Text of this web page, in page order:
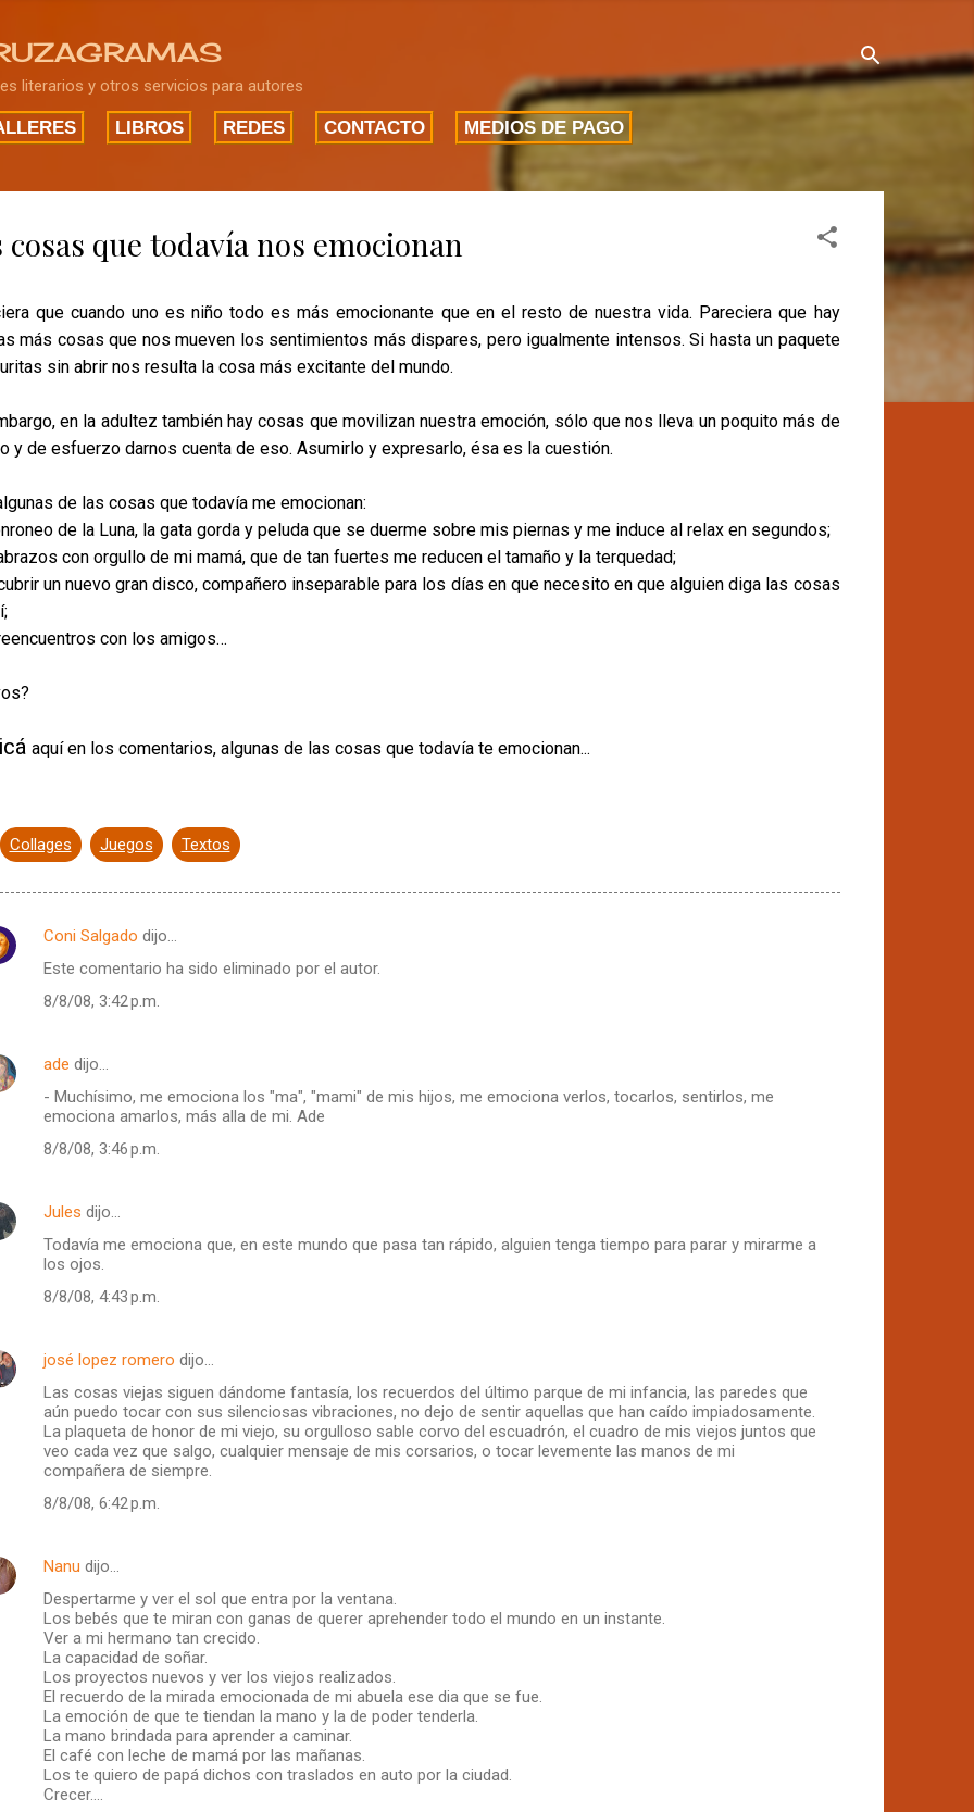
literarios y otros servicios para autores
LIBROS REDES CONTACTO MEDIOS DE PAGO
cosas que todavía nos emocionan
que cuando uno es niño todo es más emocionante que en el resto de nuestra vida. Pareciera que hay
más cosas que nos mueven los sentimientos más dispares, pero igualmente intensos. Si hasta un paquete
sin abrir nos resulta la cosa más excitante del mundo.
en la adultez también hay cosas que movilizan nuestra emoción, sólo que nos lleva un poquito más de
y de esfuerzo darnos cuenta de eso. Asumirlo y expresarlo, ésa es la cuestión.
de las cosas que todavía me emocionan:
de la Luna, la gata gorda y peluda que se duerme sobre mis piernas y me induce al relax en segundos;
con orgullo de mi mamá, que de tan fuertes me reducen el tamaño y la terquedad;
un nuevo gran disco, compañero inseparable para los días en que necesito en que alguien diga las cosas
con los amigos…
aquí en los comentarios, algunas de las cosas que todavía te emocionan...
Collages Juegos Textos
Coni Salgado dijo…
Este comentario ha sido eliminado por el autor.
8/8/08, 3:42 p.m.
ade dijo…
- Muchísimo, me emociona los "ma", "mami" de mis hijos, me emociona verlos, tocarlos, sentirlos, me
emociona amarlos, más alla de mi. Ade
8/8/08, 3:46 p.m.
Jules dijo…
Todavía me emociona que, en este mundo que pasa tan rápido, alguien tenga tiempo para parar y mirarme a
los ojos.
8/8/08, 4:43 p.m.
josé lopez romero dijo…
Las cosas viejas siguen dándome fantasía, los recuerdos del último parque de mi infancia, las paredes que
aún puedo tocar con sus silenciosas vibraciones, no dejo de sentir aquellas que han caído impiadosamente.
La plaqueta de honor de mi viejo, su orgulloso sable corvo del escuadrón, el cuadro de mis viejos juntos que
veo cada vez que salgo, cualquier mensaje de mis corsarios, o tocar levemente las manos de mi
compañera de siempre.
8/8/08, 6:42 p.m.
Nanu dijo…
Despertarme y ver el sol que entra por la ventana.
Los bebés que te miran con ganas de querer aprehender todo el mundo en un instante.
Ver a mi hermano tan crecido.
La capacidad de soñar.
Los proyectos nuevos y ver los viejos realizados.
El recuerdo de la mirada emocionada de mi abuela ese dia que se fue.
La emoción de que te tiendan la mano y la de poder tenderla.
La mano brindada para aprender a caminar.
El café con leche de mamá por las mañanas.
Los te quiero de papá dichos con traslados en auto por la ciudad.
Crecer....